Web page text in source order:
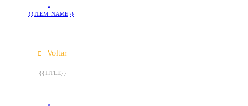
{{ITEM_NAME}}
Voltar
{{TITLE}}